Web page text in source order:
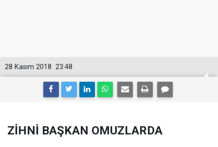
23:48
28 Kasım 2018
ZİHNİ BAŞKAN OMUZLARDA